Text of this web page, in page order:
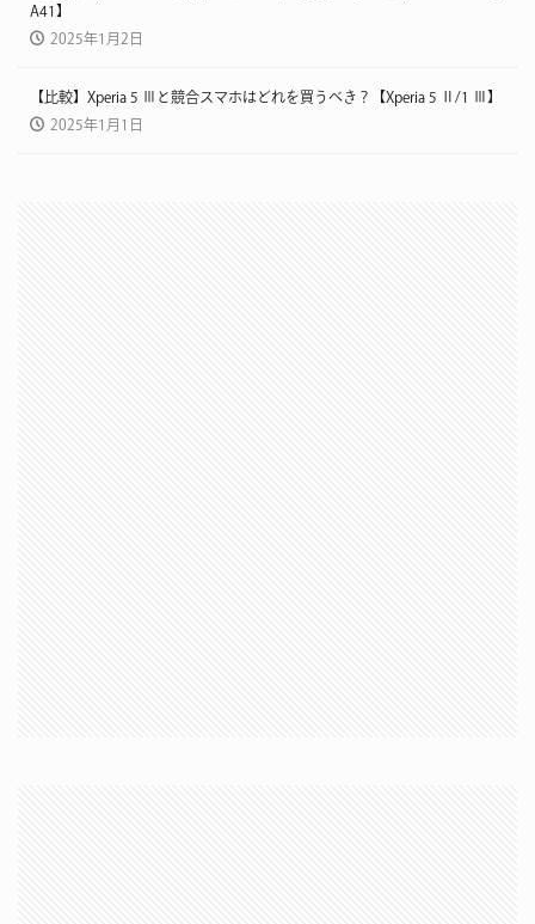
A41】
2025年1月2日
【比較】Xperia 5 Ⅲと競合スマホはどれを買うべき？【Xperia 5 Ⅱ/1 Ⅲ】
2025年1月1日